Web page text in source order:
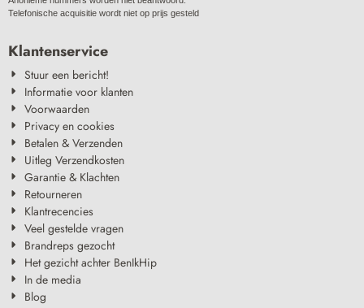
Telefonische acquisitie wordt niet op prijs gesteld
Klantenservice
Stuur een bericht!
Informatie voor klanten
Voorwaarden
Privacy en cookies
Betalen & Verzenden
Uitleg Verzendkosten
Garantie & Klachten
Retourneren
Klantrecencies
Veel gestelde vragen
Brandreps gezocht
Het gezicht achter BenIkHip
In de media
Blog